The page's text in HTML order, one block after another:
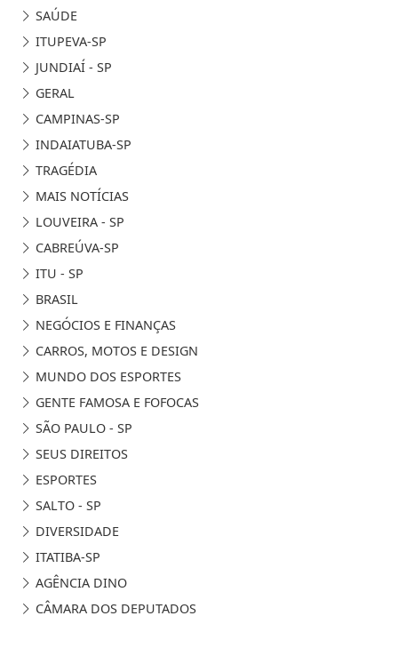
SAÚDE
ITUPEVA-SP
JUNDIAÍ - SP
GERAL
CAMPINAS-SP
INDAIATUBA-SP
TRAGÉDIA
MAIS NOTÍCIAS
LOUVEIRA - SP
CABREÚVA-SP
ITU - SP
BRASIL
NEGÓCIOS E FINANÇAS
CARROS, MOTOS E DESIGN
MUNDO DOS ESPORTES
GENTE FAMOSA E FOFOCAS
SÃO PAULO - SP
SEUS DIREITOS
ESPORTES
SALTO - SP
DIVERSIDADE
ITATIBA-SP
AGÊNCIA DINO
CÂMARA DOS DEPUTADOS